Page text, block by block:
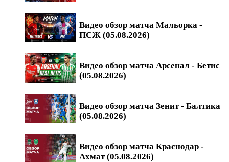
Видео обзор матча Мальорка -
ПСЖ (05.08.2026)
Видео обзор матча Арсенал - Бетис
(05.08.2026)
Видео обзор матча Зенит - Балтика
(05.08.2026)
Видео обзор матча Краснодар -
Ахмат (05.08.2026)